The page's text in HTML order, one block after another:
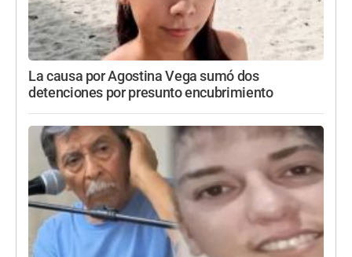
La causa por Agostina Vega sumó dos
detenciones por presunto encubrimiento